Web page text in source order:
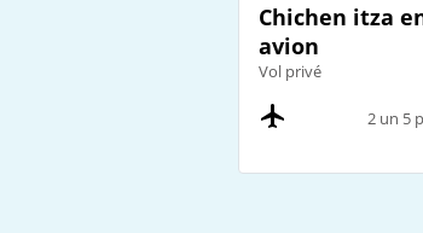
Chichen itza
avion
Vol privé
2 un 5